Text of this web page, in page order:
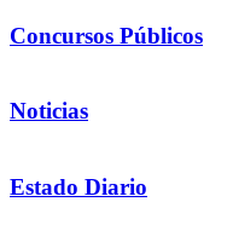
Concursos Públicos
Noticias
Estado Diario